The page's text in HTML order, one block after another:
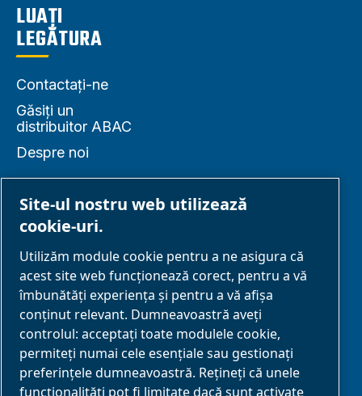
LUAȚI
LEGĂTURA
Contactați-ne
Găsiți un
distribuitor ABAC
Despre noi
PARTENERIAT
Parteneri de
afaceri
E-Connect 2,0
Business Portal
Galerie media
Site-ul nostru web utilizează
cookie-uri.
Utilizăm module cookie pentru a ne asigura că
acest site web funcționează corect, pentru a vă
îmbunătăți experiența și pentru a vă afișa
conținut relevant. Dumneavoastră aveți
controlul: acceptați toate modulele cookie,
permiteți numai cele esențiale sau gestionați
preferințele dumneavoastră. Rețineți că unele
funcționalități pot fi limitate dacă sunt activate